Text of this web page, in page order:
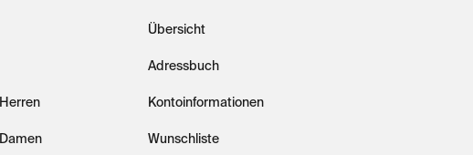
Übersicht
Adressbuch
Kontoinformationen
Wunschliste